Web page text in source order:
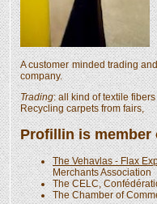
A customer minded trading
company.
Trading: all kind of textile
Recycling carpets from fairs,
Profillin is member
The Vehavlas - Flax
Merchants Association
The CELC,
The Chamber of